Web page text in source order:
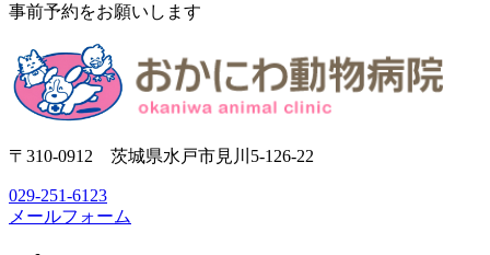
事前予約をお願いします
〒310-0912 茨城県水戸市見川5-126-22
029-251-6123
メールフォーム